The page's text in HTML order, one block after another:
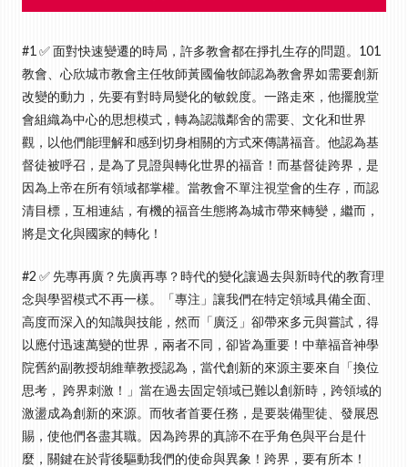
#1 ✅ 面對快速變遷的時局，許多教會都在掙扎生存的問題。101
教會、心欣城市教會主任牧師黃國倫牧師認為教會界如需要創新
改變的動力，先要有對時局變化的敏銳度。一路走來，他擺脫堂
會組織為中心的思想模式，轉為認識鄰舍的需要、文化和世界
觀，以他們能理解和感到切身相關的方式來傳講福音。他認為基
督徒被呼召，是為了見證與轉化世界的福音！而基督徒跨界，是
因為上帝在所有領域都掌權。當教會不單注視堂會的生存，而認
清目標，互相連結，有機的福音生態將為城市帶來轉變，繼而，
將是文化與國家的轉化！
#2 ✅ 先專再廣？先廣再專？時代的變化讓過去與新時代的教育理
念與學習模式不再一樣。「專注」讓我們在特定領域具備全面、
高度而深入的知識與技能，然而「廣泛」卻帶來多元與嘗試，得
以應付迅速萬變的世界，兩者不同，卻皆為重要！中華福音神學
院舊約副教授胡維華教授認為，當代創新的來源主要來自「換位
思考， 跨界刺激！」當在過去固定領域已難以創新時，跨領域的
激盪成為創新的來源。而牧者首要任務，是要裝備聖徒、發展恩
賜，使他們各盡其職。因為跨界的真諦不在乎角色與平台是什
麼，關鍵在於背後驅動我們的使命與異象！跨界，要有所本！